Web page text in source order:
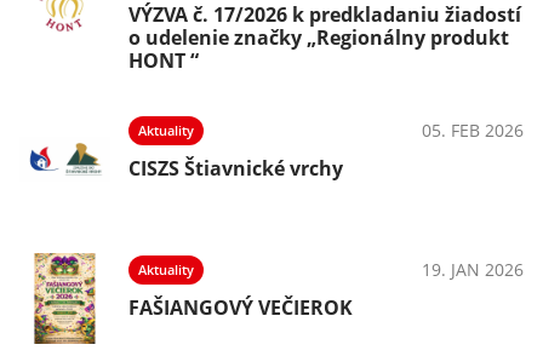
VÝZVA č. 17/2026 k predkladaniu žiadostí
o udelenie značky „Regionálny produkt
HONT “
Aktuality 05. FEB 2026
CISZS Štiavnické vrchy
Aktuality 19. JAN 2026
FAŠIANGOVÝ VEČIEROK